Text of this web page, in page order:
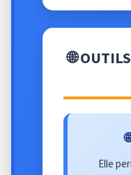
🌐
Elle